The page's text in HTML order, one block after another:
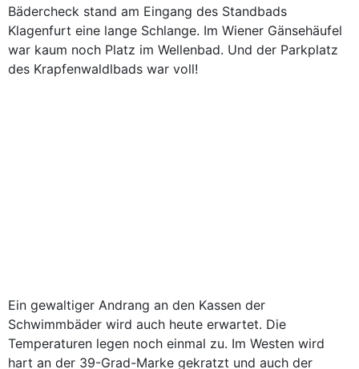
Bädercheck stand am Eingang des Standbads
Klagenfurt eine lange Schlange. Im Wiener Gänsehäufel
war kaum noch Platz im Wellenbad. Und der Parkplatz
des Krapfenwaldlbads war voll!
Ein gewaltiger Andrang an den Kassen der
Schwimmbäder wird auch heute erwartet. Die
Temperaturen legen noch einmal zu. Im Westen wird
hart an der 39-Grad-Marke gekratzt und auch der